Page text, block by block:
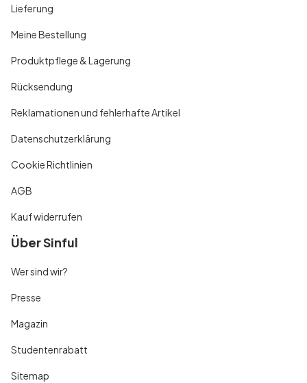
Lieferung
Meine Bestellung
Produktpflege & Lagerung
Rücksendung
Reklamationen und fehlerhafte Artikel
Datenschutzerklärung
Cookie Richtlinien
AGB
Kauf widerrufen
Über Sinful
Wer sind wir?
Presse
Magazin
Studentenrabatt
Sitemap